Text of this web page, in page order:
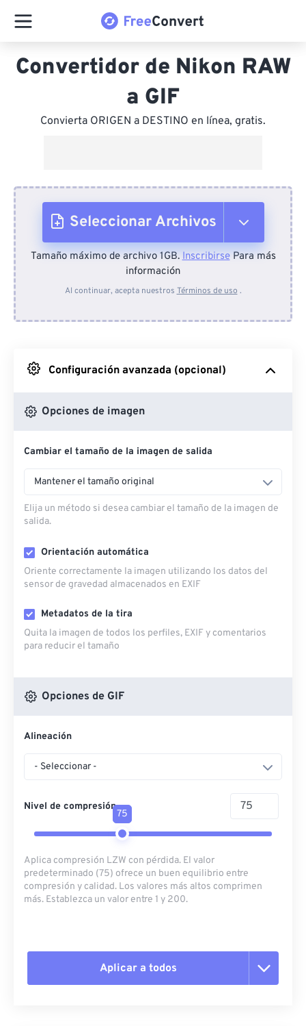
Convertidor de Nikon RAW
a GIF
Convierta ORIGEN a DESTINO en línea, gratis.
Seleccionar Archivos
Desde el dispositivo
Desde Google Drive
Desde OneDrive
Desde URL
Tamaño máximo de archivo 1GB.InscribirsePara más
información
Al continuar, acepta nuestros Términos de uso .
Configuración avanzada (opcional)
Opciones de imagen
Cambiar el tamaño de la imagen de salida
Mantener el tamaño original
Elija un método si desea cambiar el tamaño de la imagen de
salida.
Orientación automática
Oriente correctamente la imagen utilizando los datos del
sensor de gravedad almacenados en EXIF
Metadatos de la tira
Quita la imagen de todos los perfiles, EXIF ​​y comentarios
para reducir el tamaño
Opciones de GIF
Alineación
- Seleccionar -
Nivel de compresión
75
Aplica compresión LZW con pérdida. El valor
predeterminado (75) ofrece un buen equilibrio entre
compresión y calidad. Los valores más altos comprimen
más. Establezca un valor entre 1 y 200.
Aplicar a todos